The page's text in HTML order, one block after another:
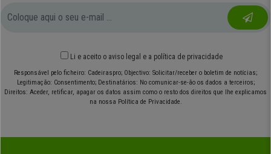
Li e aceito o aviso legal e a política de privacidade
Responsável pelo ficheiro: Cadeiraspro; Objectivo: Solicitar/receber o boletim de notícias;
Legitimação: Consentimento; Destinatários: No comunicar-se-ão os dados a terceiros;
Direitos: Aceder, retificar, apagar os datos assim como o resto dos direitos que lhe explicamos
na nossa Política de Privacidade.